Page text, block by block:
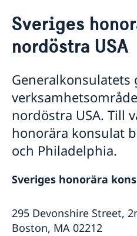
Om oss
Generalkonsuln
Sveriges residens i New York
Praktiktjänstgöring
Dataskyddspolicy (GDPR)
Så stöttar vi svenska
Team Sweden
Så kan du få stöd
Svenska företag i nordöstra
Anmäl handelshinder
Midsommar 2026
Nyhetsbrev
Sveriges
nordöstra USA
Generalkonsulatets
nordöstra USA. Till
honorära konsulat
och Philadelphia.
Sveriges honorära
295 Devonshire Street,
Boston, MA 02212